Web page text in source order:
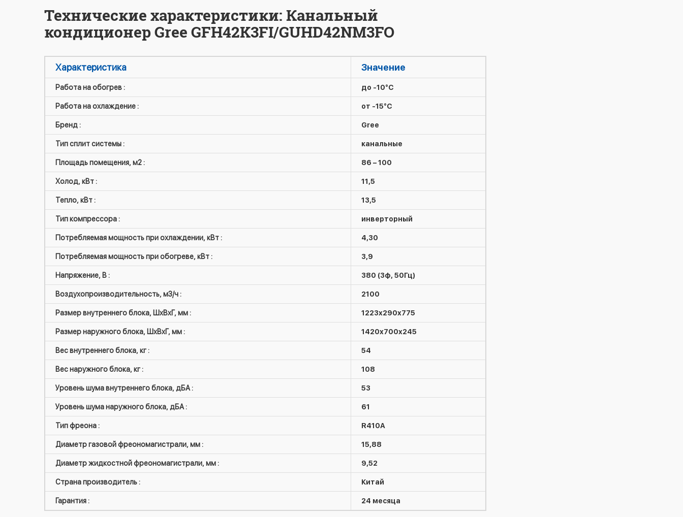
Технические характеристики: Канальный
кондиционер Gree GFH42K3FI/GUHD42NM3FO
Характеристика Значение
Работа на обогрев : до -10°C
Работа на охлаждение : от -15°C
Бренд : Gree
Тип сплит системы : канальные
Площадь помещения, м2 : 86 – 100
Холод, кВт : 11,5
Тепло, кВт : 13,5
Тип компрессора : инверторный
Потребляемая мощность при охлаждении, кВт : 4,30
Потребляемая мощность при обогреве, кВт : 3,9
Напряжение, В : 380 (3ф, 50Гц)
Воздухопроизводительность, м3/ч : 2100
Размер внутреннего блока, ШxВxГ, мм : 1223х290х775
Размер наружного блока, ШxВxГ, мм : 1420х700х245
Вес внутреннего блока, кг : 54
Вес наружного блока, кг : 108
Уровень шума внутреннего блока, дБА : 53
Уровень шума наружного блока, дБА : 61
Тип фреона : R410А
Диаметр газовой фреономагистрали, мм : 15,88
Диаметр жидкостной фреономагистрали, мм : 9,52
Страна производитель : Китай
Гарантия : 24 месяца